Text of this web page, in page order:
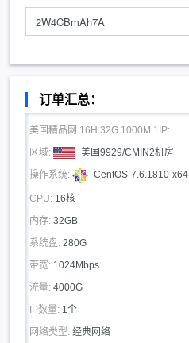
订单汇总：
美国精品网 16H 32G 1000M 1IP:
区域:
美国9929/CMIN2机房
操作系统: CentOS-7.6.1810-x64
CPU: 16核
内存: 32GB
系统盘: 280G
带宽: 1024Mbps
流量: 4000G
IP数量: 1个
网络类型: 经典网络